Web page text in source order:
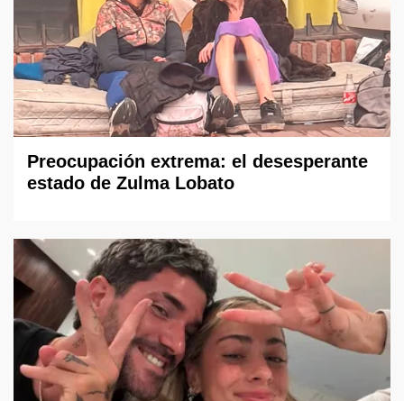
Preocupación extrema: el desesperante
estado de Zulma Lobato